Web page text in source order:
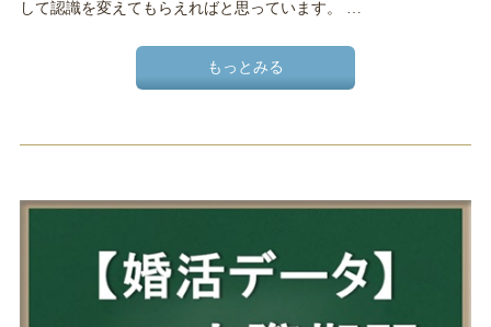
して認識を変えてもらえればと思っています。 …
もっとみる